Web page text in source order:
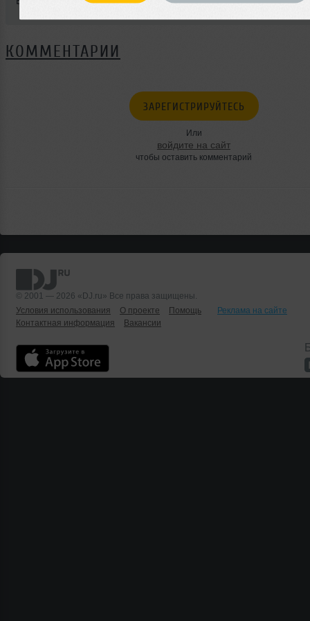
КОММЕНТАРИИ
ЗАРЕГИСТРИРУЙТЕСЬ
Или
войдите на сайт
чтобы оставить комментарий
© 2001 — 2026 «DJ.ru» Все права защищены.
Условия использования
О проекте Помощь
Реклама на сайте
Контактная информация
Вакансии